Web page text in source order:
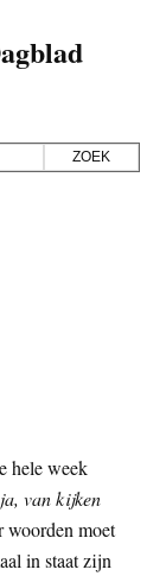
hele week
van kijken
woorden moet
in staat zijn